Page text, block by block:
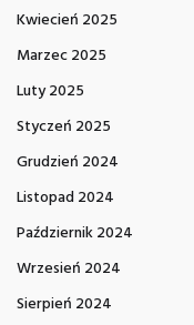
Kwiecień 2025
Marzec 2025
Luty 2025
Styczeń 2025
Grudzień 2024
Listopad 2024
Październik 2024
Wrzesień 2024
Sierpień 2024